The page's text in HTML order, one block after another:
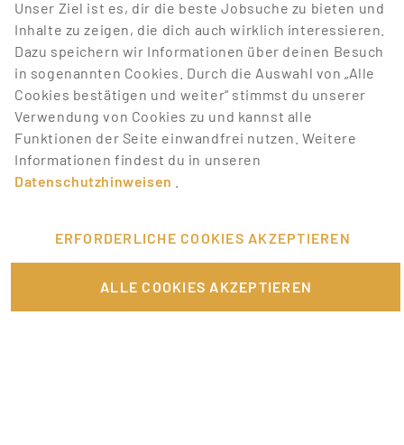
Suchkriterien
entsprechen.
Lass dich über neue Job-Chancen zu deiner Suche
mit Job-Alerts automatisch informieren!
JOB-ALERT ERSTELLEN
Unser Ziel ist es, dir die beste Jobsuche zu bieten und
Inhalte zu zeigen, die dich auch wirklich interessieren.
Dazu speichern wir Informationen über deinen Besuch
in sogenannten Cookies. Durch die Auswahl von „Alle
Cookies bestätigen und weiter“ stimmst du unserer
Verwendung von Cookies zu und kannst alle
Funktionen der Seite einwandfrei nutzen. Weitere
Informationen findest du in unseren
Datenschutzhinweisen
ERFORDERLICHE COOKIES AKZEPTIEREN
ALLE COOKIES AKZEPTIEREN